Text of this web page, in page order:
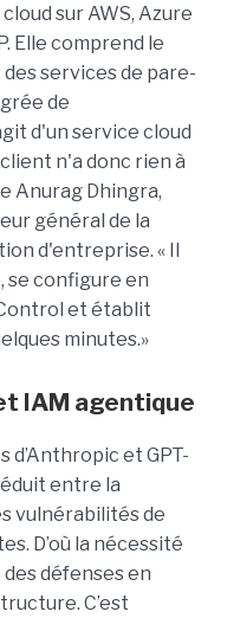
sur AWS, Azure
Elle comprend le
services de pare-
de
d'un service cloud
n'a donc rien à
Anurag Dhingra,
général de la
d'entreprise. « Il
se configure en
et établit
minutes.»
IAM agentique
d’Anthropic et GPT-
entre la
vulnérabilités de
D’où la nécessité
défenses en
C’est